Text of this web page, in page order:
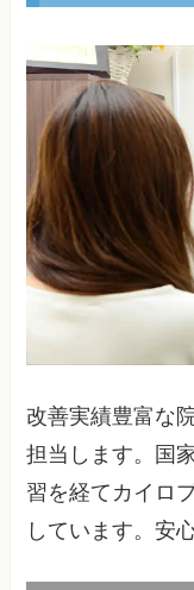
改善実績豊富な
担当します。国
習を経てカイロ
しています。安